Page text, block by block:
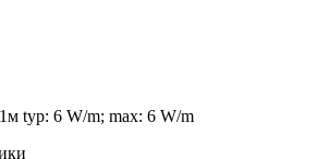
typ: 6 W/m; max: 6 W/m